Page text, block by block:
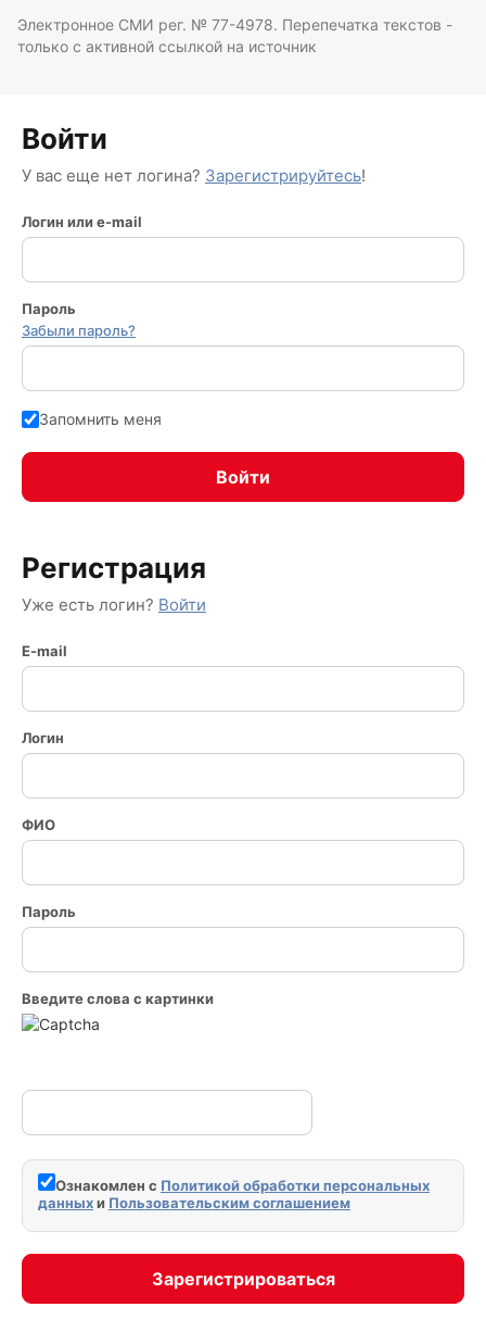
Электронное СМИ рег. № 77-4978. Перепечатка текстов -
только с активной ссылкой на источник
Войти
У вас еще нет логина? Зарегистрируйтесь!
Логин или e-mail
Пароль
Забыли пароль?
Запомнить меня
Регистрация
Уже есть логин? Войти
E-mail
Логин
ФИО
Пароль
Введите слова с картинки
Ознакомлен с Политикой обработки персональных
данныхи Пользовательским соглашением